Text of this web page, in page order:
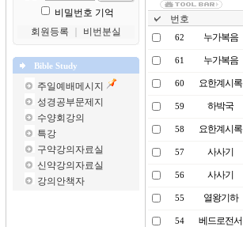
비밀번호 기억
회원등록
비번분실
Bible Study
주일예배메시지
성경공부문제지
수양회강의
특강
구약강의자료실
신약강의자료실
강의안책자
번호
62 누가복음
61 누가복음
60 요한계시록
59 하박국
58 요한계시록
57 사사기
56 사사기
55 열왕기하
54 베드로전서